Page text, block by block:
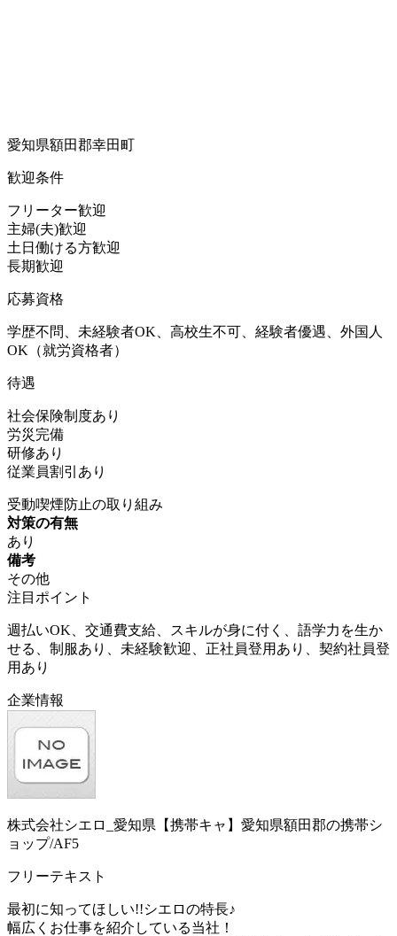
愛知県額田郡幸田町
歓迎条件
フリーター歓迎
主婦(夫)歓迎
土日働ける方歓迎
長期歓迎
応募資格
学歴不問、未経験者OK、高校生不可、経験者優遇、外国人
OK（就労資格者）
待遇
社会保険制度あり
労災完備
研修あり
従業員割引あり
受動喫煙防止の取り組み
対策の有無
あり
備考
その他
注目ポイント
週払いOK、交通費支給、スキルが身に付く、語学力を生か
せる、制服あり、未経験歓迎、正社員登用あり、契約社員登
用あり
企業情報
株式会社シエロ_愛知県【携帯キャ】愛知県額田郡の携帯シ
ョップ/AF5
フリーテキスト
最初に知ってほしい!!シエロの特長♪
幅広くお仕事を紹介している当社！